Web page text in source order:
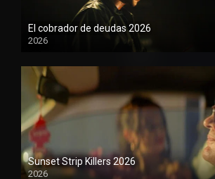
El cobrador de deudas 2026
2026
1080P
Sunset Strip Killers 2026
2026